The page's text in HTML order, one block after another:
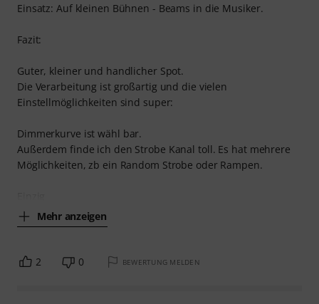
Einsatz: Auf kleinen Bühnen - Beams in die Musiker.
Fazit:
Guter, kleiner und handlicher Spot.
Die Verarbeitung ist großartig und die vielen
Einstellmöglichkeiten sind super:
Dimmerkurve ist wähl bar.
Außerdem finde ich den Strobe Kanal toll. Es hat mehrere
Möglichkeiten, zb ein Random Strobe oder Rampen.
Mehr anzeigen
2 0 BEWERTUNG MELDEN